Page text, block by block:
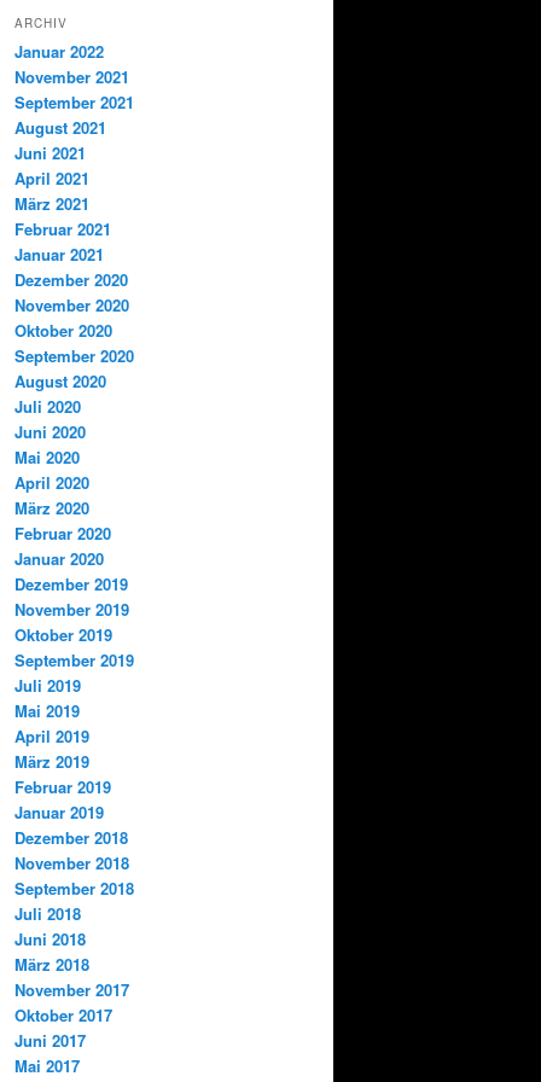
ARCHIV
Januar 2022
November 2021
September 2021
August 2021
Juni 2021
April 2021
März 2021
Februar 2021
Januar 2021
Dezember 2020
November 2020
Oktober 2020
September 2020
August 2020
Juli 2020
Juni 2020
Mai 2020
April 2020
März 2020
Februar 2020
Januar 2020
Dezember 2019
November 2019
Oktober 2019
September 2019
Juli 2019
Mai 2019
April 2019
März 2019
Februar 2019
Januar 2019
Dezember 2018
November 2018
September 2018
Juli 2018
Juni 2018
März 2018
November 2017
Oktober 2017
Juni 2017
Mai 2017